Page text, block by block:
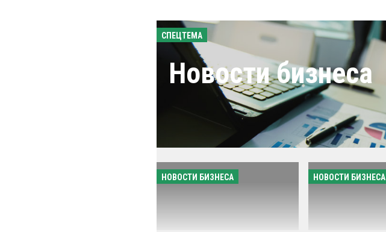
СПЕЦТЕМА
Новости бизнеса
НОВОСТИ БИЗНЕСА НОВОСТИ БИЗНЕСА